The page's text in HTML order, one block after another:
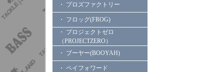
・ プロズファクトリー
・ フロッグ(FROG)
・ プロジェクトゼロ
（PROJECTZERO）
・ ブーヤー(BOOYAH)
・ ペイフォワード